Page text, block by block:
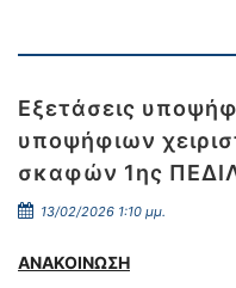
Εξετάσεις
υποψήφιων
σκαφών 1ης
13/02/2026 1:10 μμ.
ΑΝΑΚΟΙΝΩΣΗ